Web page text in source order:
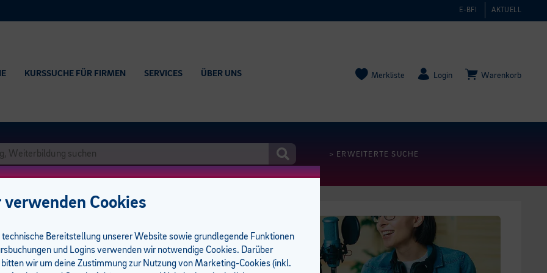
E-BFI AKTUELL
KURSSUCHE FÜR FIRMEN SERVICES ÜBER UNS Merkliste Login Warenkorb
> ERWEITERTE SUCHE
Cookies
technische Bereitstellung unserer Website sowie grundlegende Funktionen
und Logins verwenden wir notwendige Cookies. Darüber
bitten wir um deine Zustimmung zur Nutzung von Marketing-Cookies (inkl.